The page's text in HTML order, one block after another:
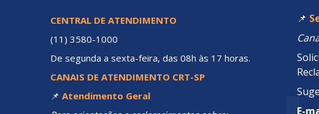
CENTRAL DE ATENDIMENTO
(11) 3580-1000
De segunda a sexta-feira, das 08h às 17 horas.
CANAIS DE ATENDIMENTO CRT-SP
📌 Atendimento Geral
📌
E-